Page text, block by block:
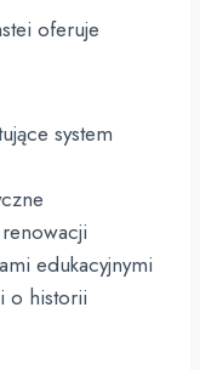
oferuje
system
edukacyjnymi
o historii